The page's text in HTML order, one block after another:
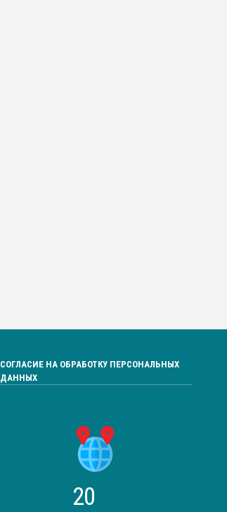
СОГЛАСИЕ НА ОБРАБОТКУ ПЕРСОНАЛЬНЫХ
ДАННЫХ
20